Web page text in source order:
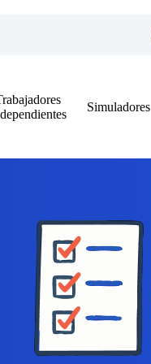
Simuladores